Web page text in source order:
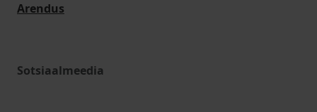
Arendus
Sotsiaalmeedia